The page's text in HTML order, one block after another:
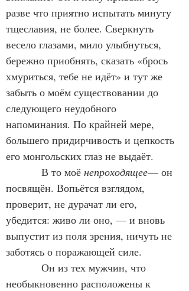
разве что приятно испытать минуту
тщеславия, не более. Сверкнуть
весело глазами, мило улыбнуться,
бережно приобнять, сказать «брось
хмуриться, тебе не идёт» и тут же
забыть о моём существовании до
следующего неудобного
напоминания. По крайней мере,
большего придирчивость и цепкость
его монгольских глаз не выдаёт.
            В то моё
непроходящее— он
посвящён. Вопьётся взглядом,
проверит, не дурачат ли его,
убедится: живо ли оно, — и вновь
выпустит из поля зрения, ничуть не
заботясь о поражающей силе.
необыкновенно расположены к